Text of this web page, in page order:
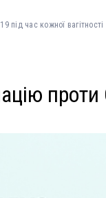
під час кожної вагітності
проти